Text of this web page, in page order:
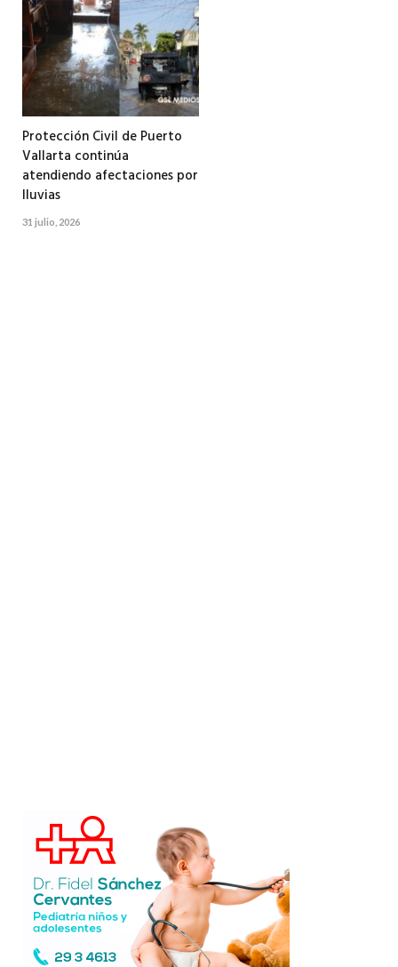
Protección Civil de Puerto
Vallarta continúa
atendiendo afectaciones por
lluvias
31 julio, 2026